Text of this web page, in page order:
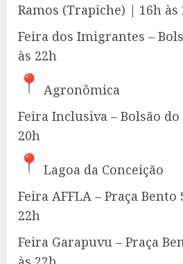
Ramos (Trapiche) | 16h às
Feira dos Imigrantes –
às 22h
Agronômica
Feira Inclusiva – Bolsão
20h
Lagoa da Conceição
Feira AFFLA – Praça
22h
Feira Garapuvu – Praça